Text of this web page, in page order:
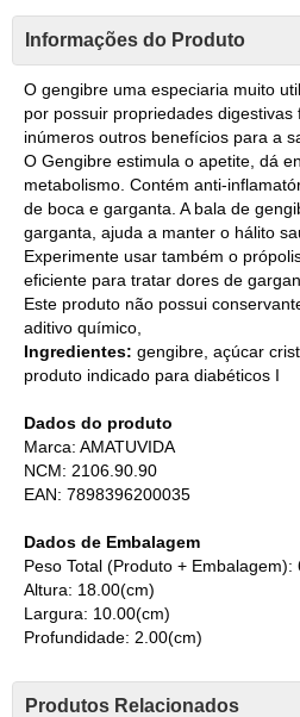
Informações do Produto
O gengibre uma especiaria muito
por possuir propriedades digestivas
inúmeros outros benefícios para a
O Gengibre estimula o apetite, dá
metabolismo. Contém anti-
de boca e garganta. A bala de
garganta, ajuda a manter o hálito
Experimente usar também o
eficiente para tratar dores de
Este produto não possui
aditivo químico,
Ingredientes: gengibre, açúcar
produto indicado para diabéticos I
Dados do produto
Marca: AMATUVIDA
NCM: 2106.90.90
EAN: 7898396200035
Dados de Embalagem
Peso Total (Produto + Embalagem):
Altura: 18.00(cm)
Largura: 10.00(cm)
Profundidade: 2.00(cm)
Produtos Relacionados